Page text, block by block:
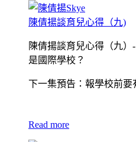
陳倩揚談育兒心得（九)
陳倩揚談育兒心得（九
是國際學校？
下一集預告：報學校前要
Read more